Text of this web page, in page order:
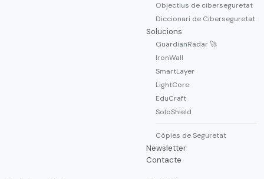
Objectius de ciberseguretat
Diccionari de Ciberseguretat
Solucions
GuardianRadar 🚀
IronWall
SmartLayer
LightCore
EduCraft
SoloShield
Còpies de Seguretat
Newsletter
Contacte